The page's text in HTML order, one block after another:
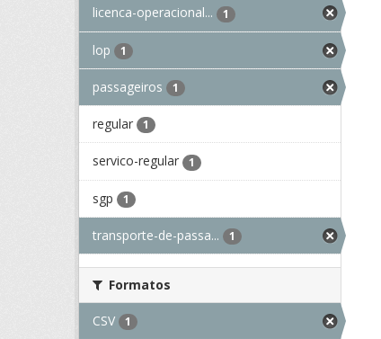
licenca-operacional... 1
lop 1
passageiros 1
regular 1
servico-regular 1
sgp 1
transporte-de-passa... 1
Formatos
CSV 1